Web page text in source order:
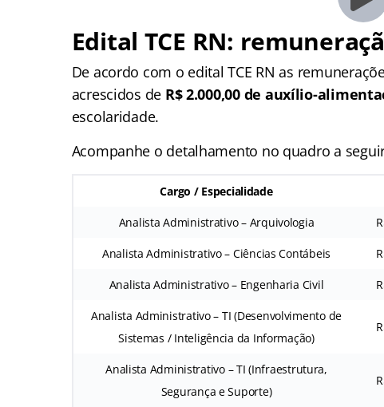
Edital TCE RN:
De acordo com o edital TCE RN as
acrescidos de R$ 2.000,00 de auxílio-
escolaridade.
Acompanhe o detalhamento no quadro a
Cargo / Especialidade
Analista Administrativo – Arquivologia
Analista Administrativo – Ciências Contábeis
Analista Administrativo – Engenharia Civil
Analista Administrativo – TI (Desenvolvimento de
Sistemas / Inteligência da Informação)
Analista Administrativo – TI (Infraestrutura,
Segurança e Suporte)